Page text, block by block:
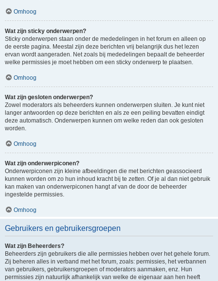
Omhoog
Wat zijn sticky onderwerpen?
Sticky onderwerpen staan onder de mededelingen in het forum en alleen op
de eerste pagina. Meestal zijn deze berichten vrij belangrijk dus het lezen
ervan wordt aangeraden. Net zoals bij mededelingen bepaalt de beheerder
welke permissies je moet hebben om een sticky onderwerp te plaatsen.
Omhoog
Wat zijn gesloten onderwerpen?
Zowel moderators als beheerders kunnen onderwerpen sluiten. Je kunt niet
langer antwoorden op deze berichten en als ze een peiling bevatten eindigt
deze automatisch. Onderwerpen kunnen om welke reden dan ook gesloten
worden.
Omhoog
Wat zijn onderwerpiconen?
Onderwerpiconen zijn kleine afbeeldingen die met berichten geassocieerd
kunnen worden om zo hun inhoud kracht bij te zetten. Of je al dan niet gebruik
kan maken van onderwerpiconen hangt af van de door de beheerder
ingestelde permissies.
Omhoog
Gebruikers en gebruikersgroepen
Wat zijn Beheerders?
Beheerders zijn gebruikers die alle permissies hebben over het gehele forum.
Zij beheren alles in verband met het forum, zoals: permissies, het verbannen
van gebruikers, gebruikersgroepen of moderators aanmaken, enz. Hun
permissies zijn natuurlijk afhankelijk van welke de eigenaar aan hen heeft